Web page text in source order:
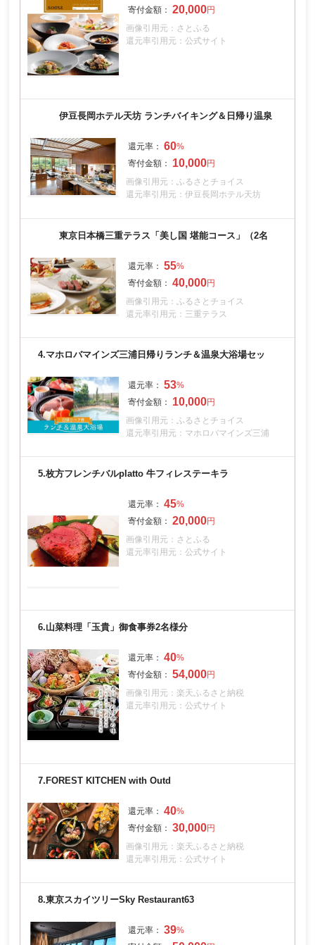
20,000
画像引用元：さとふる
還元率引用元：公式サイト
伊豆長岡ホテル天坊 ランチバイキング＆日帰り温泉
60
10,000
画像引用元：ふるさとチョイス
還元率引用元：伊豆長岡ホテル天坊
東京日本橋三重テラス「美し国 堪能コース」（2名
55
40,000
画像引用元：ふるさとチョイス
還元率引用元：三重テラス
4.マホロバマインズ三浦日帰りランチ＆温泉大浴場セッ
53
10,000
画像引用元：ふるさとチョイス
還元率引用元：マホロバマインズ三浦
5.枚方フレンチバルplatto 牛フィレステーキラ
45
20,000
画像引用元：さとふる
還元率引用元：公式サイト
6.山菜料理「玉貴」御食事券2名様分
40
54,000
画像引用元：楽天ふるさと納税
還元率引用元：公式サイト
7. FOREST KITCHEN with Outd
40
30,000
画像引用元：楽天ふるさと納税
還元率引用元：公式サイト
8.東京スカイツリーSky Restaurant63
39